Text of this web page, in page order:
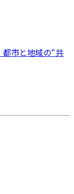
都市と地域の“共